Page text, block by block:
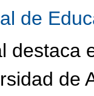
de
destaca
de